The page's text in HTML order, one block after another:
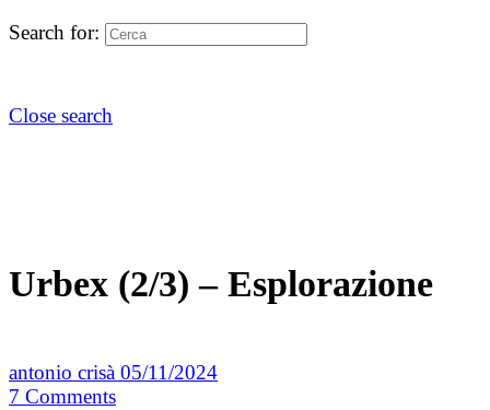
Search for:
Close search
Urbex (2/3) – Esplorazione
antonio crisà 05/11/2024
7 Comments